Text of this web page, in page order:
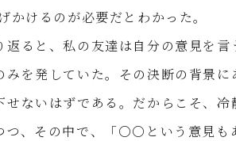
けるのが必要だとわかった。
返ると、私の友達は自分の意見を言
みを発していた。その決断の背景
ないはずである。だからこそ、冷
つ、その中で、「〇〇という意見も